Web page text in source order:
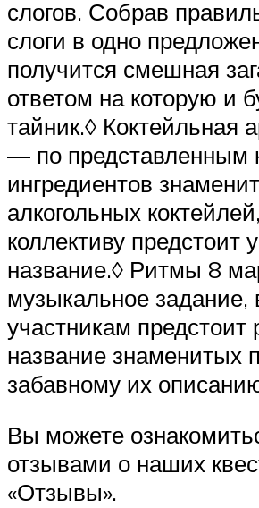
слогов. Собрав
слоги в одно
получится смешная
ответом на которую и
тайник.◊ Коктейльная
— по представленным
ингредиентов
алкогольных
коллективу предстоит
название.◊ Ритмы 8
музыкальное задание,
участникам предстоит
название знаменитых
забавному их
Вы можете
отзывами о наших
«Отзывы».